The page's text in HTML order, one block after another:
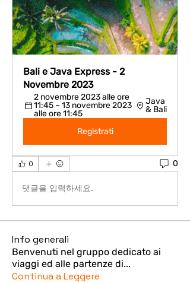
Bali e Java Express - 2
Novembre 2023
2 novembre 2023 alle ore
11:45 – 13 novembre 2023
alle ore 11:45
Java
& Bali
Registrati
0 0
댓글을 입력하세요.
Info generali
Benvenuti nel gruppo dedicato ai
viaggi ed alle partenze di...
Continua a Leggere